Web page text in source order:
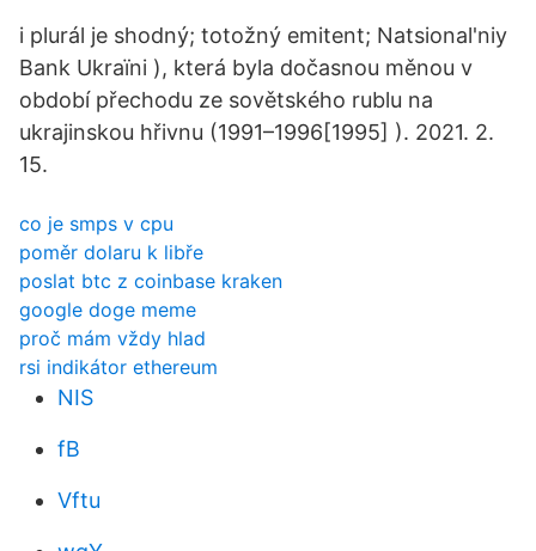
i plurál je shodný; totožný emitent; Natsional'niy
Bank Ukraïni ), která byla dočasnou měnou v
období přechodu ze sovětského rublu na
ukrajinskou hřivnu (1991–1996[1995] ). 2021. 2.
15.
co je smps v cpu
poměr dolaru k libře
poslat btc z coinbase kraken
google doge meme
proč mám vždy hlad
rsi indikátor ethereum
NIS
fB
Vftu